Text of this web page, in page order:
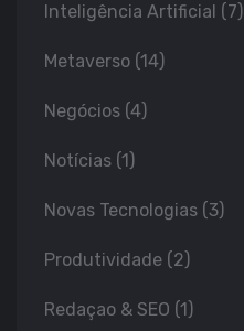
Inteligência Artificial (7)
Metaverso (14)
Negócios (4)
Notícias (1)
Novas Tecnologias (3)
Produtividade (2)
Redaçao & SEO (1)